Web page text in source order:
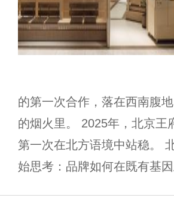
的第一次合作，落在西南腹
的烟火里。 2025年，北京王
第一次在北方语境中站稳。
始思考：品牌如何在既有基